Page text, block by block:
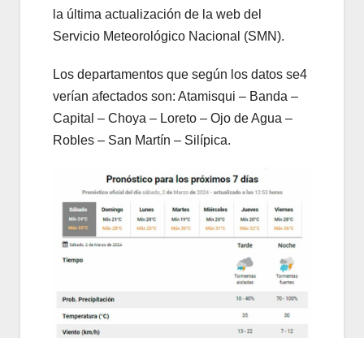
la última actualización de la web del
Servicio Meteorológico Nacional (SMN).
Los departamentos que según los datos se4
verían afectados son: Atamisqui – Banda –
Capital – Choya – Loreto – Ojo de Agua –
Robles – San Martín – Silípica.